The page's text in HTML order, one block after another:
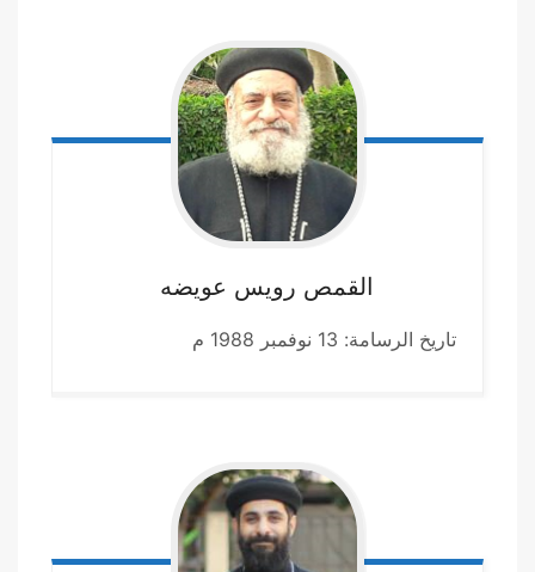
القمص رويس عويضه
تاريخ الرسامة: 13 نوفمبر 1988 م